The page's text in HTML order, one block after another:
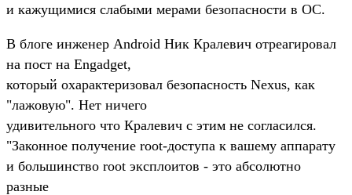
и кажущимися слабыми мерами безопасности в ОС.
В блоге инженер Android Ник Кралевич отреагировал
на пост на Engadget,
который охарактеризовал безопасность Nexus, как
"лажовую". Нет ничего
удивительного что Кралевич с этим не согласился.
"Законное получение root-доступа к вашему аппарату
и большинство root эксплоитов - это абсолютно
разные